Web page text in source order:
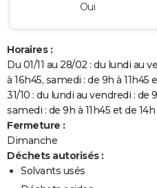
Oui
Horaires :
Du 01/11 au 28/02 : du lundi au
à 16h45, samedi : de 9h à 11h45
31/10 : du lundi au vendredi : de
samedi : de 9h à 11h45 et de 14h
Fermeture :
Dimanche
Déchets autorisés :
Solvants usés